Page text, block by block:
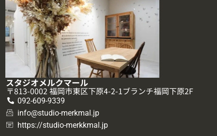
スタジオメルクマール
〒813-0002 福岡市東区下原4-2-1ブランチ福岡下原2F
092-609-9339
info@studio-merkmal.jp
https://studio-merkkmal.jp